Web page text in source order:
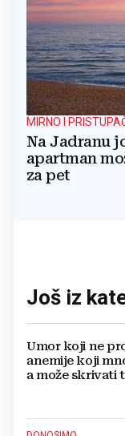
MIRNO I
Na Jadranu
apartman
za pet
Još iz
Umor koji ne
anemije koji
a može skrivati